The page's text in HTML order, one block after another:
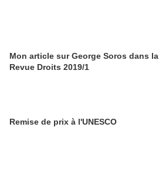
Mon article sur George Soros dans la
Revue Droits 2019/1
Remise de prix à l'UNESCO